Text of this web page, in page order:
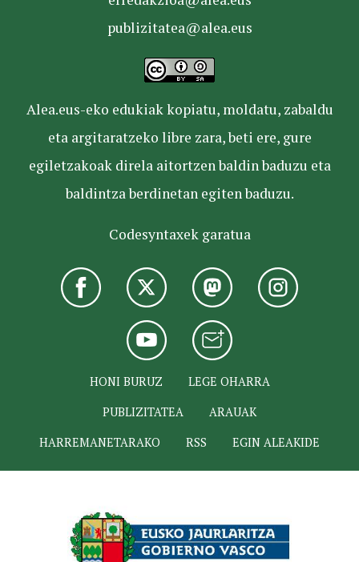
publizitatea@alea.eus
Alea.eus-eko edukiak kopiatu, moldatu, zabaldu
eta argitaratzeko libre zara, beti ere, gure
egiletzakoak direla aitortzen baldin baduzu eta
baldintza berdinetan egiten baduzu.
Codesyntaxek garatua
HONI BURUZ
LEGE OHARRA
PUBLIZITATEA
ARAUAK
HARREMANETARAKO
RSS EGIN ALEAKIDE